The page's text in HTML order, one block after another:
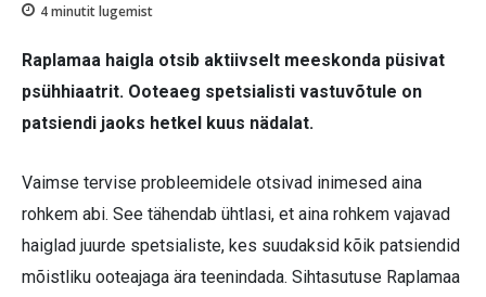
4minutit lugemist
Raplamaa haigla otsib aktiivselt meeskonda püsivat
psühhiaatrit. Ooteaeg spetsialisti vastuvõtule on
patsiendi jaoks hetkel kuus nädalat.
Vaimse tervise probleemidele otsivad inimesed aina
rohkem abi. See tähendab ühtlasi, et aina rohkem vajavad
haiglad juurde spetsialiste, kes suudaksid kõik patsiendid
mõistliku ooteajaga ära teenindada. Sihtasutuse Raplamaa